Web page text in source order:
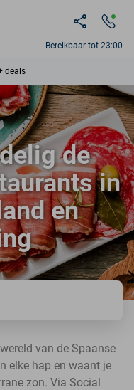
Bereikbaar tot 23:00
deals
9,4
deals
de
in
en
van de Spaanse
elke hap en waant je
zon. Via Social